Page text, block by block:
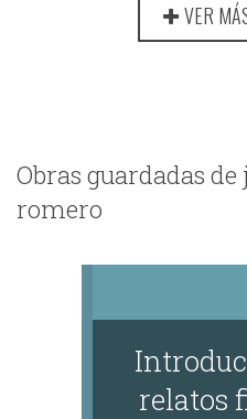
VER
Obras guardadas
romero
relatos